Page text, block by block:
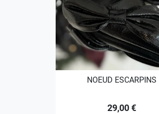
NOEUD ESCARPINS
29,00 €